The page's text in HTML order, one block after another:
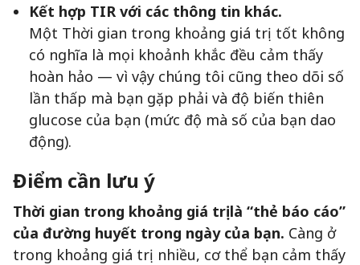
Kết hợp TIR với các thông tin khác.
Một Thời gian trong khoảng giá trị tốt không
có nghĩa là mọi khoảnh khắc đều cảm thấy
hoàn hảo — vì vậy chúng tôi cũng theo dõi số
lần thấp mà bạn gặp phải và độ biến thiên
glucose của bạn (mức độ mà số của bạn dao
động).
Điểm cần lưu ý
Thời gian trong khoảng giá trị là “thẻ báo cáo”
của đường huyết trong ngày của bạn. Càng ở
trong khoảng giá trị nhiều, cơ thể bạn cảm thấy